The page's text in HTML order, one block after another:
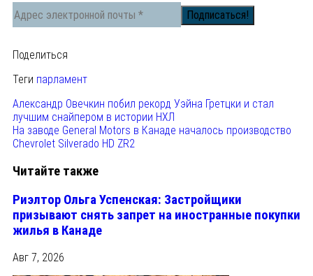
Поделиться
Теги парламент
Александр Овечкин побил рекорд Уэйна Гретцки и стал
лучшим снайпером в истории НХЛ
На заводе General Motors в Канаде началось производство
Chevrolet Silverado HD ZR2
Читайте также
Риэлтор Ольга Успенская: Застройщики
призывают снять запрет на иностранные покупки
жилья в Канаде
Авг 7, 2026